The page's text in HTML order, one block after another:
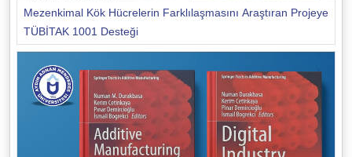
Mezenkimal Kök Hücrelerin Farklılaşmasını Araştıran Projeye
TÜBİTAK 1001 Desteği